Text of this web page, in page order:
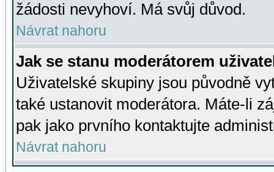
žádosti nevyhoví. Má svůj důvod.
Návrat nahoru
Jak se stanu moderátorem
Uživatelské skupiny jsou původně
také ustanovit moderátora. Máte-li
pak jako prvního kontaktujte
Návrat nahoru